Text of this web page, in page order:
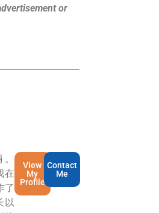
or
在
了
以
View
My
Profile
Contact
Me